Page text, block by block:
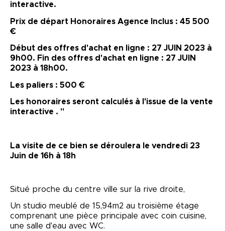
interactive.
Prix de départ Honoraires Agence Inclus : 45 500
€
Début des offres d'achat en ligne : 27 JUIN 2023 à
9h00. Fin des offres d'achat en ligne : 27 JUIN
2023 à 18h00.
Les paliers : 500 €
Les honoraires seront calculés à l'issue de la vente
interactive . "
La visite de ce bien se déroulera le vendredi 23
Juin de 16h à 18h
Situé proche du centre ville sur la rive droite,
Un studio meublé de 15,94m2 au troisième étage
comprenant une pièce principale avec coin cuisine,
une salle d'eau avec WC.